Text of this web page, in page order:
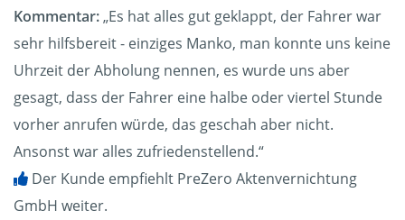
Kommentar:„Es hat alles gut geklappt, der Fahrer war
sehr hilfsbereit - einziges Manko, man konnte uns keine
Uhrzeit der Abholung nennen, es wurde uns aber
gesagt, dass der Fahrer eine halbe oder viertel Stunde
vorher anrufen würde, das geschah aber nicht.
Ansonst war alles zufriedenstellend.“
Der Kunde empfiehlt PreZero Aktenvernichtung
GmbH weiter.